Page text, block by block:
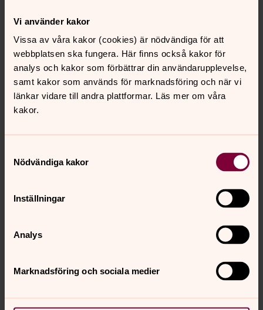
Vi använder kakor
Vissa av våra kakor (cookies) är nödvändiga för att
webbplatsen ska fungera. Här finns också kakor för
analys och kakor som förbättrar din användarupplevelse,
samt kakor som används för marknadsföring och när vi
länkar vidare till andra plattformar. Läs mer om våra
kakor.
Nödvändiga kakor
Inställningar
Analys
Marknadsföring och sociala medier
Foto: Lars Lindgren